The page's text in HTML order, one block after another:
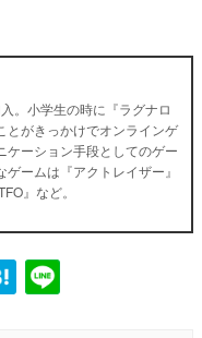
。小学生の時に『ラグナロ
とがきっかけでオンラインゲ
ケーション手段としてのゲー
ームは『アクトレイザー』
』など。